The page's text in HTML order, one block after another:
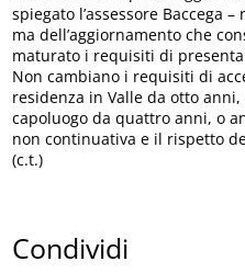
spiegato l’assessore Baccega
ma dell’aggiornamento che
maturato i requisiti di
Non cambiano i requisiti di
residenza in Valle da otto
capoluogo da quattro anni, o
non continuativa e il rispetto
(c.t.)
Condividi